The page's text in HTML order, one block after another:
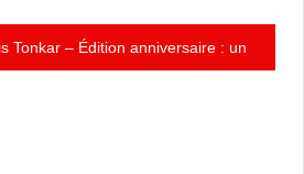
Tonkar – Édition anniversaire : un